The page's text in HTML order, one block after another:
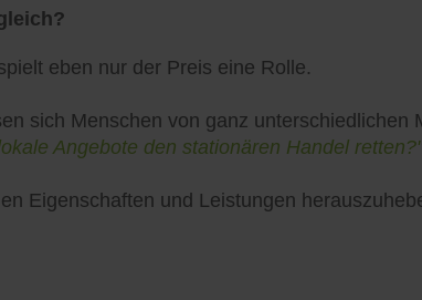
eben nur der Preis eine Rolle.
sich Menschen von ganz
Angebote den stationären Handel retten?"
Eigenschaften und Leistungen